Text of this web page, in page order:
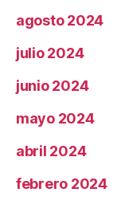
agosto 2024
julio 2024
junio 2024
mayo 2024
abril 2024
febrero 2024